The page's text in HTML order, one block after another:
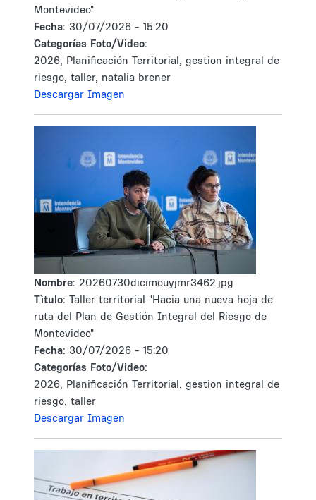
Montevideo"
Fecha: 30/07/2026 - 15:20
Categorías Foto/Video:
2026, Planificación Territorial, gestion integral de
riesgo, taller, natalia brener
Descargar Imagen
Nombre: 20260730dicimouyjmr3462.jpg
Tìtulo: Taller territorial "Hacia una nueva hoja de
ruta del Plan de Gestión Integral del Riesgo de
Montevideo"
Fecha: 30/07/2026 - 15:20
Categorías Foto/Video:
2026, Planificación Territorial, gestion integral de
riesgo, taller
Descargar Imagen